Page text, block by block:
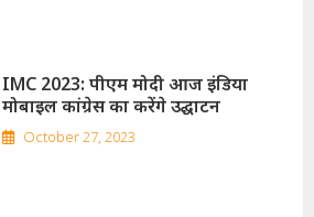
IMC 2023: पीएम मोदी आज इंडिया
मोबाइल कांग्रेस का करेंगे उद्घाटन
October 27, 2023